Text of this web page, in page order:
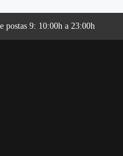
postas 9: 10:00h a 23:00h